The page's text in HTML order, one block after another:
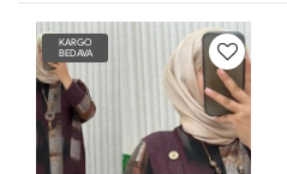
KARGO
BEDAVA